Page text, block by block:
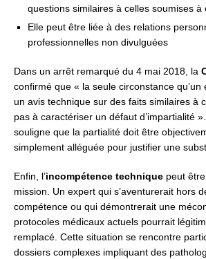
questions similaires à celles soumises à
Elle peut être liée à des relations
professionnelles non divulguées
Dans un arrêt remarqué du 4 mai 2018, la
confirmé que « la seule circonstance qu’un
un avis technique sur des faits similaires à
pas à caractériser un défaut d’impartialité
souligne que la partialité doit être
simplement alléguée pour justifier une
Enfin, l’incompétence technique peut
mission. Un expert qui s’aventurerait hors
compétence ou qui démontrerait une
protocoles médicaux actuels pourrait
remplacé. Cette situation se rencontre
dossiers complexes impliquant des